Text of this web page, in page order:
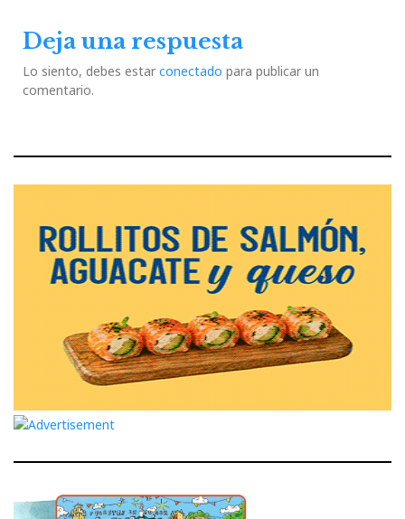
Deja una respuesta
Lo siento, debes estar conectado para publicar un
comentario.